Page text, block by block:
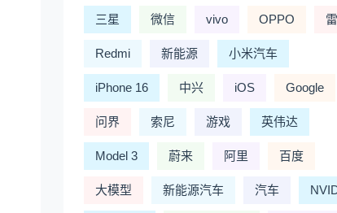
三星 微信 vivo OPPO
Redmi 新能源 小米汽车
iPhone 16 中兴 iOS Google
问界 索尼 游戏 英伟达
Model 3 蔚来 阿里 百度
大模型 新能源汽车 汽车